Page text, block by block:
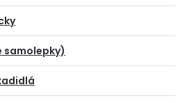
samolepky)